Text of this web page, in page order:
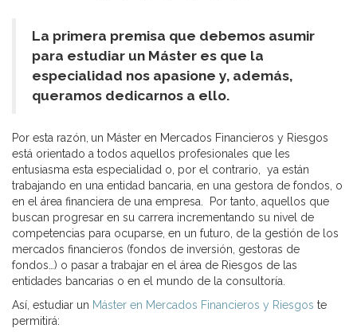
La primera premisa que debemos asumir
para estudiar un Máster es que la
especialidad nos apasione y, además,
queramos dedicarnos a ello.
Por esta razón, un Máster en Mercados Financieros y Riesgos
está orientado a todos aquellos profesionales que les
entusiasma esta especialidad o, por el contrario, ya están
trabajando en una entidad bancaria, en una gestora de fondos, o
en el área financiera de una empresa. Por tanto, aquellos que
buscan progresar en su carrera incrementando su nivel de
competencias para ocuparse, en un futuro, de la gestión de los
mercados financieros (fondos de inversión, gestoras de
fondos…) o pasar a trabajar en el área de Riesgos de las
entidades bancarias o en el mundo de la consultoría.
Así, estudiar un Máster en Mercados Financieros y Riesgos te
permitirá: